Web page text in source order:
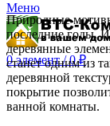
Меню
0элемент / 0₽
Природные
последние годы.
деревянные
станет одним из
деревянной
покрытие
ванной комнаты.